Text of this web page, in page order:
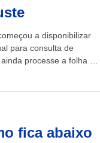
a disponibilizar
para consulta de
processe a folha de
fica abaixo